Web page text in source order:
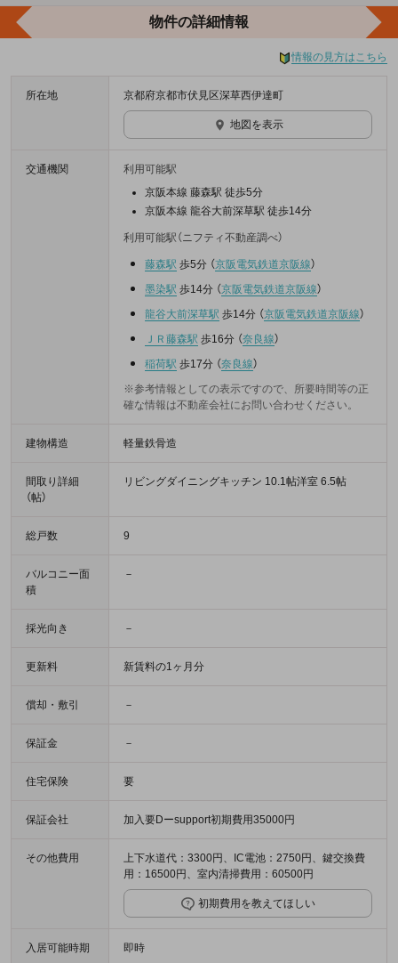
物件の詳細情報
情報の見方はこちら
所在地 京都府京都市伏見区深草西伊達町
地図を表示
交通機関
利用可能駅
京阪本線 藤森駅 徒歩5分
京阪本線 龍谷大前深草駅 徒歩14分
利用可能駅（ニフティ不動産調べ）
藤森駅 歩5分 （京阪電気鉄道京阪線）
墨染駅 歩14分 （京阪電気鉄道京阪線）
龍谷大前深草駅 歩14分 （京阪電気鉄道京阪線）
ＪＲ藤森駅 歩16分 （奈良線）
稲荷駅 歩17分 （奈良線）
※参考情報としての表示ですので、所要時間等の正
確な情報は不動産会社にお問い合わせください。
建物構造 軽量鉄骨造
間取り詳細
（帖）
リビングダイニングキッチン 10.1帖洋室 6.5帖
総戸数 9
バルコニー面
積
－
採光向き －
更新料 新賃料の1ヶ月分
償却・敷引 －
保証金 －
住宅保険 要
保証会社 加入要Dーsupport初期費用35000円
その他費用
上下水道代：3300円、IC電池：2750円、鍵交換費
用：16500円、室内清掃費用：60500円
初期費用を教えてほしい
入居可能時期 即時